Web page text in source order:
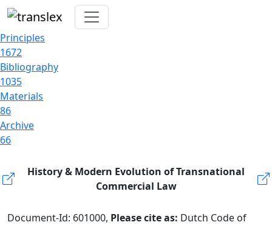
Principles
1672
Bibliography
1035
Materials
86
Archive
66
History & Modern Evolution of Transnational
Commercial Law
Document-Id: 601000, Please cite as: Dutch Code of